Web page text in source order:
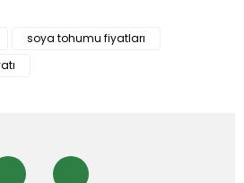
soya tohumu fiyatları